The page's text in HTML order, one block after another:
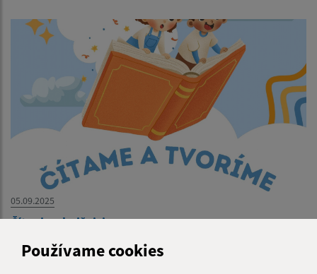
Používame cookies
05.09.2025
Čítanie v knižnici